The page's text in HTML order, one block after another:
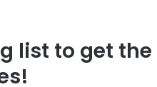
list to get the